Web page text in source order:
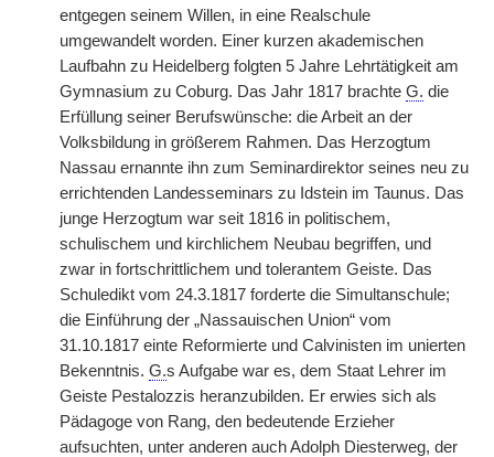
entgegen seinem Willen, in eine Realschule
umgewandelt worden. Einer kurzen akademischen
Laufbahn zu Heidelberg folgten 5 Jahre Lehrtätigkeit am
Gymnasium zu Coburg. Das Jahr 1817 brachte G. die
Erfüllung seiner Berufswünsche: die Arbeit an der
Volksbildung in größerem Rahmen. Das Herzogtum
Nassau ernannte ihn zum Seminardirektor seines neu zu
errichtenden Landesseminars zu Idstein im Taunus. Das
junge Herzogtum war seit 1816 in politischem,
schulischem und kirchlichem Neubau begriffen, und
zwar in fortschrittlichem und tolerantem Geiste. Das
Schuledikt vom 24.3.1817 forderte die Simultanschule;
die Einführung der „Nassauischen Union“ vom
31.10.1817 einte Reformierte und Calvinisten im unierten
Bekenntnis. G.s Aufgabe war es, dem Staat Lehrer im
Geiste Pestalozzis heranzubilden. Er erwies sich als
Pädagoge von Rang, den bedeutende Erzieher
aufsuchten, unter anderen auch Adolph Diesterweg, der